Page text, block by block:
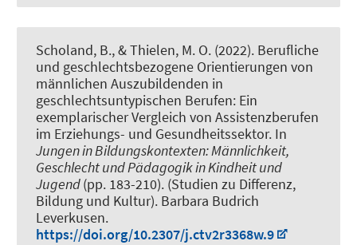
Scholand, B., & Thielen, M. O. (2022). Berufliche
und geschlechtsbezogene Orientierungen von
männlichen Auszubildenden in
geschlechtsuntypischen Berufen: Ein
exemplarischer Vergleich von Assistenzberufen
im Erziehungs- und Gesundheitssektor. In
Jungen in Bildungskontexten: Männlichkeit,
Geschlecht und Pädagogik in Kindheit und
Jugend(pp. 183-210). (Studien zu Differenz,
Bildung und Kultur). Barbara Budrich
Leverkusen.
https://doi.org/10.2307/j.ctv2r3368w.9